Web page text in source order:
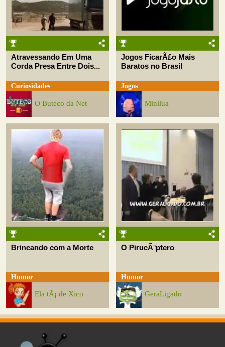
Atravessando Em Uma
Corda Presa Entre Dois...
Curiosidades
O Buteco da Net
Jogos FicarÃ£o Mais
Baratos no Brasil
Jogos
Minilua
Brincando com a Morte
Humor
Ela tÃ¡ de Xico
O PirucÃ³ptero
Humor
GeraLigado